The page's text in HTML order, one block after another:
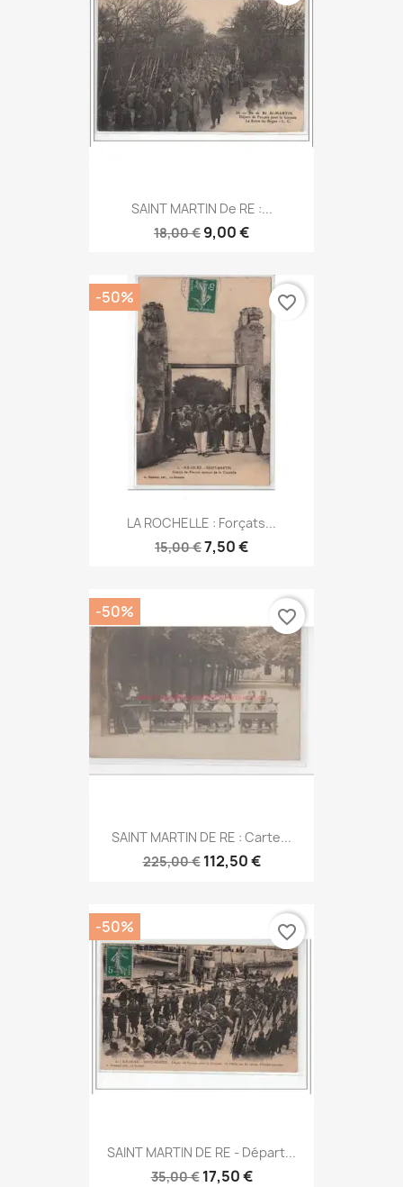
SAINT MARTIN De RE :...
18,00 € 9,00 €
LA ROCHELLE : Forçats...
15,00 €7,50 €
-50% favorite_border
SAINT MARTIN DE RE : Carte...
225,00 € 112,50 €
-50% favorite_border
SAINT MARTIN DE RE - Départ...
35,00 € 17,50 €
-50% favorite_border